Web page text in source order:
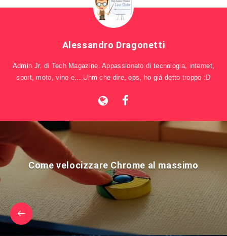
Alessandro Dragonetti
Admin Jr. di Tech Magazine. Appassionato di tecnologia, internet,
sport, moto, vino e....Uhm che dire, ops, ho già detto troppo :D
Come velocizzare Chrome al massimo